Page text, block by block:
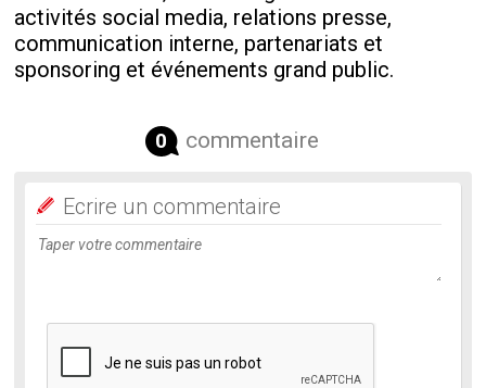
activités social media, relations presse,
communication interne, partenariats et
sponsoring et événements grand public.
0 commentaire
Ecrire un commentaire